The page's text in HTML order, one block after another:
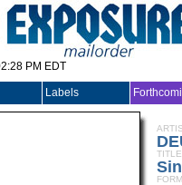
PM EDT
Labels
TITLE